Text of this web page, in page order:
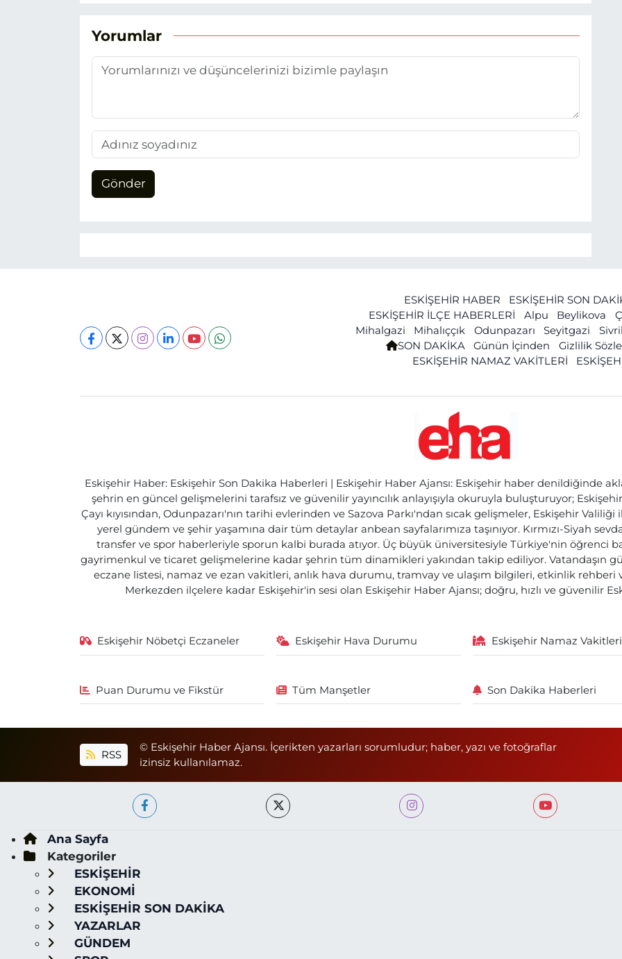
Yorumlar
Gönder
ESKİŞEHİR HABER ESKİŞEHİR SON
ESKİŞEHİR İLÇE HABERLERİ
Alpu Beylikova
Mihalgazi
Mihalıççık Odunpazarı Seyitgazi
SON DAKİKA
Günün İçinden Gizlilik
ESKİŞEHİR NAMAZ VAKİTLERİ
Eskişehir Haber: Eskişehir Son Dakika Haberleri | Eskişehir Haber Ajansı: Eskişehir haber denildiğinde
şehrin en güncel gelişmelerini tarafsız ve güvenilir yayıncılık anlayışıyla okuruyla buluşturuyor;
Çayı kıyısından, Odunpazarı'nın tarihi evlerinden ve Sazova Parkı'ndan sıcak gelişmeler, Eskişehir
yerel gündem ve şehir yaşamına dair tüm detaylar anbean sayfalarımıza taşınıyor. Kırmızı-Siyah
transfer ve spor haberleriyle sporun kalbi burada atıyor. Üç büyük üniversitesiyle Türkiye'nin öğrenci
gayrimenkul ve ticaret gelişmelerine kadar şehrin tüm dinamikleri yakından takip ediliyor. Vatandaşın
eczane listesi, namaz ve ezan vakitleri, anlık hava durumu, tramvay ve ulaşım bilgileri, etkinlik
Merkezden ilçelere kadar Eskişehir'in sesi olan Eskişehir Haber Ajansı; doğru, hızlı ve güvenilir
Eskişehir Nöbetçi Eczaneler Eskişehir Hava Durumu Eskişehir Namaz Vakitleri
Puan Durumu ve Fikstür Tüm Manşetler Son Dakika Haberleri
RSS
© Eskişehir Haber Ajansı. İçerikten yazarları sorumludur; haber, yazı ve fotoğraflar
izinsiz kullanılamaz.
Ana Sayfa
Kategoriler
ESKİŞEHİR
EKONOMİ
ESKİŞEHİR SON DAKİKA
YAZARLAR
GÜNDEM